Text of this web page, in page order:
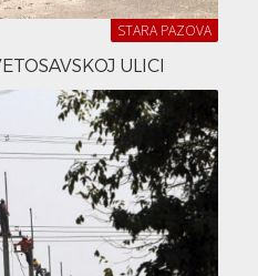
STARA PAZOVA
ULICI